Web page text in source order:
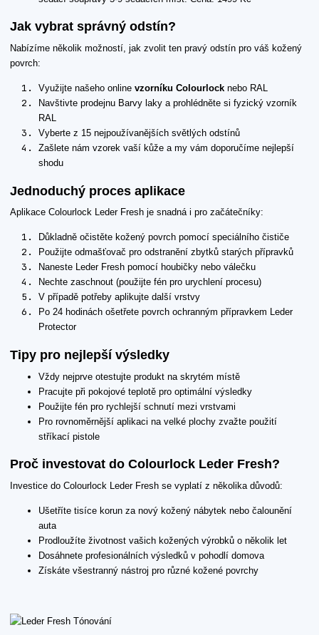
Jak vybrat správný odstín?
Nabízíme několik možností, jak zvolit ten pravý odstín pro váš kožený
povrch:
Využijte našeho online vzorníku Colourlock nebo RAL
Navštivte prodejnu Barvy laky a prohlédněte si fyzický vzorník
RAL
Vyberte z 15 nejpoužívanějších světlých odstínů
Zašlete nám vzorek vaší kůže a my vám doporučíme nejlepší
shodu
Jednoduchý proces aplikace
Aplikace Colourlock Leder Fresh je snadná i pro začátečníky:
Důkladně očistěte kožený povrch pomocí speciálního čističe
Použijte odmašťovač pro odstranění zbytků starých přípravků
Naneste Leder Fresh pomocí houbičky nebo válečku
Nechte zaschnout (použijte fén pro urychlení procesu)
V případě potřeby aplikujte další vrstvy
Po 24 hodinách ošetřete povrch ochranným přípravkem Leder
Protector
Tipy pro nejlepší výsledky
Vždy nejprve otestujte produkt na skrytém místě
Pracujte při pokojové teplotě pro optimální výsledky
Použijte fén pro rychlejší schnutí mezi vrstvami
Pro rovnoměrnější aplikaci na velké plochy zvažte použití
stříkací pistole
Proč investovat do Colourlock Leder Fresh?
Investice do Colourlock Leder Fresh se vyplatí z několika důvodů:
Ušetříte tisíce korun za nový kožený nábytek nebo čalounění
auta
Prodloužíte životnost vašich kožených výrobků o několik let
Dosáhnete profesionálních výsledků v pohodlí domova
Získáte všestranný nástroj pro různé kožené povrchy